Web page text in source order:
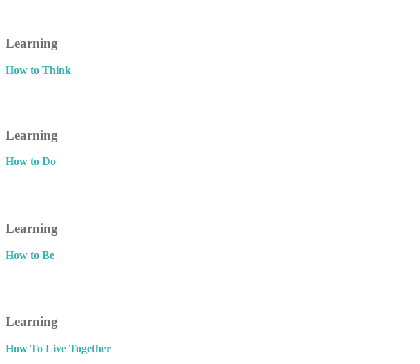
Learning
How to Think
Learning
How to Do
Learning
How to Be
Learning
How To Live Together